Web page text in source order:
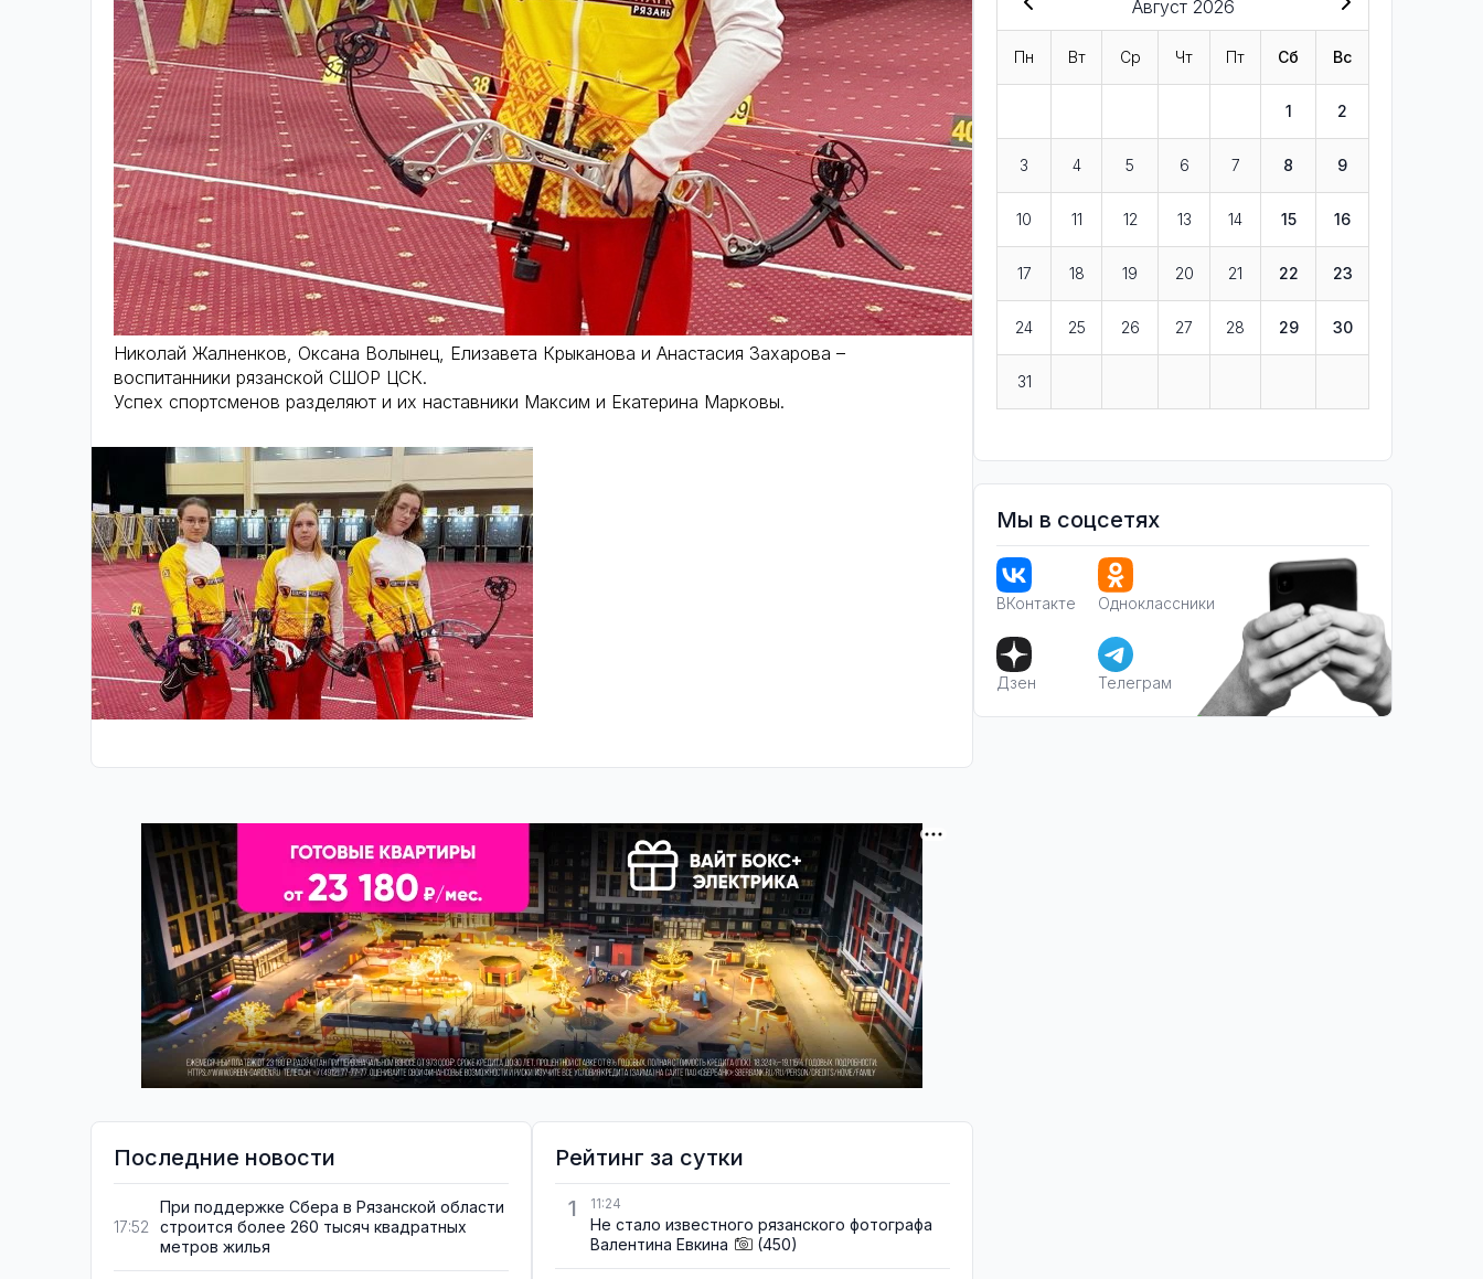
Николай Жалненков, Оксана Волынец, Елизавета Крыканова и Анастасия Захарова –
воспитанники рязанской СШОР ЦСК.
Успех спортсменов разделяют и их наставники Максим и Екатерина Марковы.
Последние новости
17:52
При поддержке Сбера в Рязанской области
строится более 260 тысяч квадратных
метров жилья
Рейтинг за сутки
1
11:24
Не стало известного рязанского фотографа
Валентина Евкина
(450)
Август 2026
Пн Вт Ср Чт Пт Сб Вс
1 2
3 4 5 6 7 8 9
10 11 12 13 14 15 16
17 18 19 20 21 22 23
24 25 26 27 28 29 30
31
Мы в соцсетях
ВКонтакте Одноклассники
Дзен Телеграм